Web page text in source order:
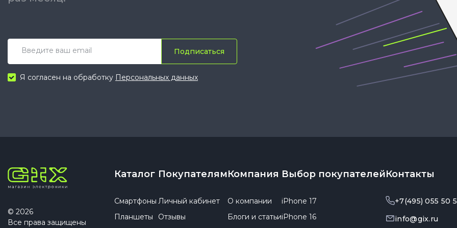
Подписаться
Я согласен на обработку Персональных данных
© 2026
Все права защищены
Каталог
Смартфоны
Планшеты
Покупателям
Личный кабинет
Отзывы
Компания
О компании
Блоги и статьи
Выбор покупателей
iPhone 17
iPhone 16
Контакты
+7(495) 055 50
info@gix.ru